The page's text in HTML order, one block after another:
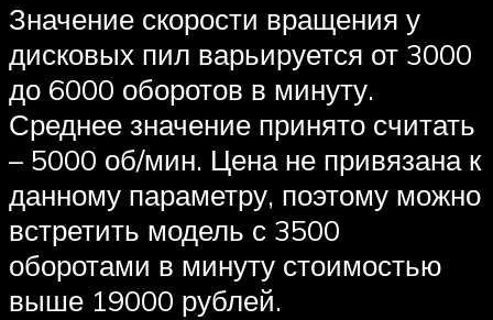
Значение скорости вращения у
дисковых пил варьируется от 3000
до 6000 оборотов в минуту.
Среднее значение принято считать
– 5000 об/мин. Цена не привязана к
данному параметру, поэтому можно
встретить модель с 3500
оборотами в минуту стоимостью
выше 19000 рублей.